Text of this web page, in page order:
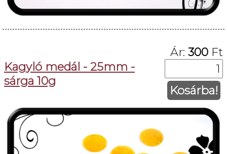
Kagyló medál - 25mm -
sárga 10g
Ár: 300 Ft
Kosárba!